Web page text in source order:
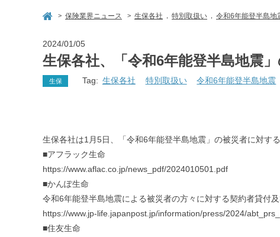
> 保険業界ニュース > 生保各社 特別取扱い 令和6年能登半島地
2024/01/05
生保各社、「令和6年能登半島地震
生保 Tag: 生保各社 特別取扱い 令和6年能登半島地震
生保各社は1月5日、「令和6年能登半島地震」の被災者に対す
■アフラック生命
https://www.aflac.co.jp/news_pdf/2024010501.pdf
■かんぽ生命
令和6年能登半島地震による被災者の方々に対する契約者貸付
https://www.jp-life.japanpost.jp/information/press/2024/
■住友生命